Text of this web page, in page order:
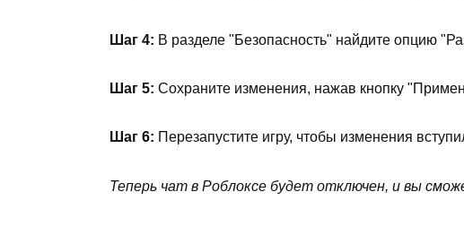
Шаг 4: В разделе "Безопасность" найдите опцию
Шаг 5: Сохраните изменения, нажав кнопку
Шаг 6: Перезапустите игру, чтобы изменения
Теперь чат в Роблоксе будет отключен, и вы